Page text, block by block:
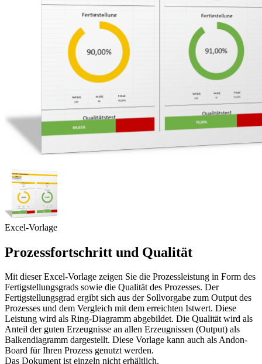
Excel-Vorlage
Prozessfortschritt und Qualität
Mit dieser Excel-Vorlage zeigen Sie die Prozessleistung in Form des
Fertigstellungsgrads sowie die Qualität des Prozesses. Der
Fertigstellungsgrad ergibt sich aus der Sollvorgabe zum Output des
Prozesses und dem Vergleich mit dem erreichten Istwert. Diese
Leistung wird als Ring-Diagramm abgebildet. Die Qualität wird als
Anteil der guten Erzeugnisse an allen Erzeugnissen (Output) als
Balkendiagramm dargestellt. Diese Vorlage kann auch als Andon-
Board für Ihren Prozess genutzt werden.
Das Dokument ist einzeln nicht erhältlich.